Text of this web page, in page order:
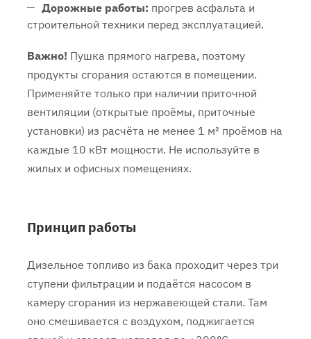
Дорожные работы: прогрев асфальта и
строительной техники перед эксплуатацией.
Важно! Пушка прямого нагрева, поэтому
продукты сгорания остаются в помещении.
Применяйте только при наличии приточной
вентиляции (открытые проёмы, приточные
установки) из расчёта не менее 1 м² проёмов на
каждые 10 кВт мощности. Не используйте в
жилых и офисных помещениях.
Принцип работы
Дизельное топливо из бака проходит через три
ступени фильтрации и подаётся насосом в
камеру сгорания из нержавеющей стали. Там
оно смешивается с воздухом, поджигается